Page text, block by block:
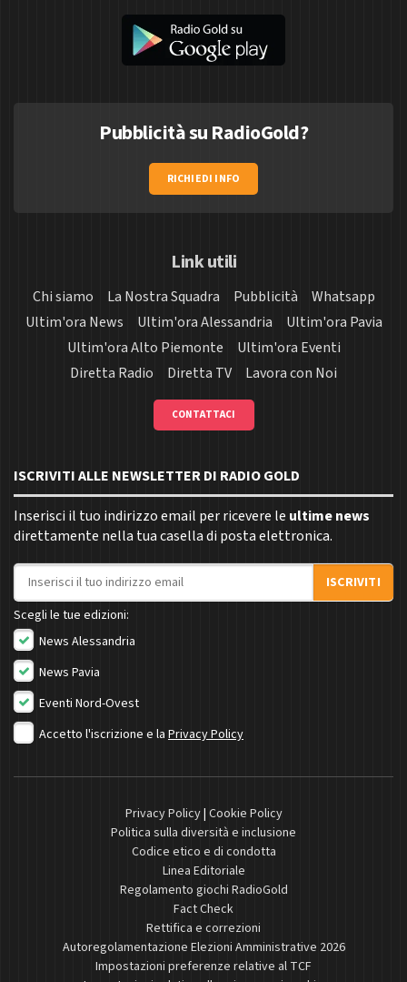
Pubblicità su RadioGold?
RICHIEDI INFO
Link utili
Chi siamo La Nostra Squadra Pubblicità
Whatsapp
Ultim'ora News
Ultim'ora Alessandria
Ultim'ora Pavia
Ultim'ora Alto Piemonte
Ultim'ora Eventi
Diretta Radio
Diretta TV Lavora con Noi
CONTATTACI
ISCRIVITI ALLE NEWSLETTER DI RADIO GOLD
Inserisci il tuo indirizzo email per ricevere le ultime news
direttamente nella tua casella di posta elettronica.
Indirizzo email
ISCRIVITI
Scegli le tue edizioni:
News Alessandria
News Pavia
Eventi Nord-Ovest
Accetto l'iscrizione e la Privacy Policy
Privacy Policy| Cookie Policy
Politica sulla diversità e inclusione
Codice etico e di condotta
Linea Editoriale
Regolamento giochi RadioGold
Fact Check
Rettifica e correzioni
Autoregolamentazione Elezioni Amministrative 2026
Impostazioni preferenze relative al TCF